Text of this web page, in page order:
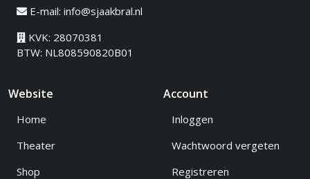
E-mail: info@sjaakbral.nl
KVK: 28070381
BTW: NL808590820B01
Website
Home
Theater
Shop
Account
Inloggen
Wachtwoord vergeten
Registreren